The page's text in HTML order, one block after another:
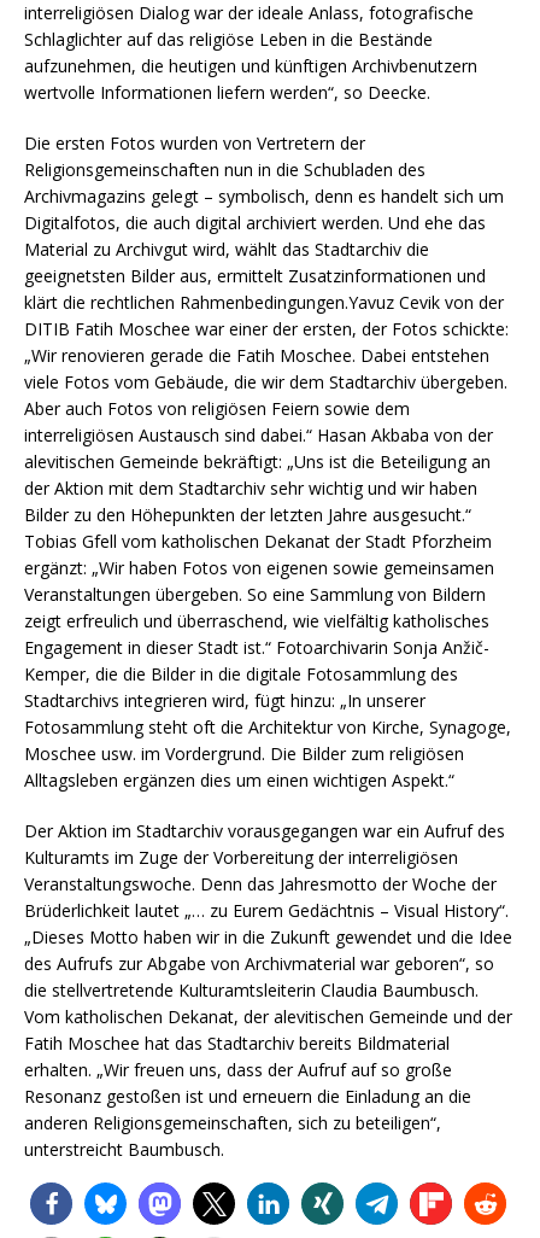
interreligiösen Dialog war der ideale Anlass, fotografische
Schlaglichter auf das religiöse Leben in die Bestände
aufzunehmen, die heutigen und künftigen Archivbenutzern
wertvolle Informationen liefern werden“, so Deecke.
Die ersten Fotos wurden von Vertretern der
Religionsgemeinschaften nun in die Schubladen des
Archivmagazins gelegt – symbolisch, denn es handelt sich um
Digitalfotos, die auch digital archiviert werden. Und ehe das
Material zu Archivgut wird, wählt das Stadtarchiv die
geeignetsten Bilder aus, ermittelt Zusatzinformationen und
klärt die rechtlichen Rahmenbedingungen.Yavuz Cevik von der
DITIB Fatih Moschee war einer der ersten, der Fotos schickte:
„Wir renovieren gerade die Fatih Moschee. Dabei entstehen
viele Fotos vom Gebäude, die wir dem Stadtarchiv übergeben.
Aber auch Fotos von religiösen Feiern sowie dem
interreligiösen Austausch sind dabei.“ Hasan Akbaba von der
alevitischen Gemeinde bekräftigt: „Uns ist die Beteiligung an
der Aktion mit dem Stadtarchiv sehr wichtig und wir haben
Bilder zu den Höhepunkten der letzten Jahre ausgesucht.“
Tobias Gfell vom katholischen Dekanat der Stadt Pforzheim
ergänzt: „Wir haben Fotos von eigenen sowie gemeinsamen
Veranstaltungen übergeben. So eine Sammlung von Bildern
zeigt erfreulich und überraschend, wie vielfältig katholisches
Engagement in dieser Stadt ist.“ Fotoarchivarin Sonja Anžič-
Kemper, die die Bilder in die digitale Fotosammlung des
Stadtarchivs integrieren wird, fügt hinzu: „In unserer
Fotosammlung steht oft die Architektur von Kirche, Synagoge,
Moschee usw. im Vordergrund. Die Bilder zum religiösen
Alltagsleben ergänzen dies um einen wichtigen Aspekt.“
Der Aktion im Stadtarchiv vorausgegangen war ein Aufruf des
Kulturamts im Zuge der Vorbereitung der interreligiösen
Veranstaltungswoche. Denn das Jahresmotto der Woche der
Brüderlichkeit lautet „… zu Eurem Gedächtnis – Visual History“.
„Dieses Motto haben wir in die Zukunft gewendet und die Idee
des Aufrufs zur Abgabe von Archivmaterial war geboren“, so
die stellvertretende Kulturamtsleiterin Claudia Baumbusch.
Vom katholischen Dekanat, der alevitischen Gemeinde und der
Fatih Moschee hat das Stadtarchiv bereits Bildmaterial
erhalten. „Wir freuen uns, dass der Aufruf auf so große
Resonanz gestoßen ist und erneuern die Einladung an die
anderen Religionsgemeinschaften, sich zu beteiligen“,
unterstreicht Baumbusch.